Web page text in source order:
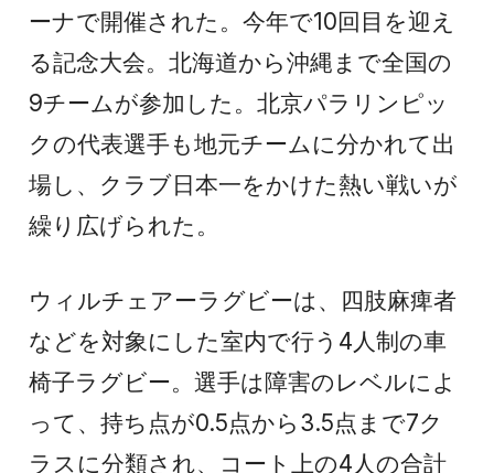
ーナで開催された。今年で10回目を迎え
る記念大会。北海道から沖縄まで全国の
9チームが参加した。北京パラリンピッ
クの代表選手も地元チームに分かれて出
場し、クラブ日本一をかけた熱い戦いが
繰り広げられた。
ウィルチェアーラグビーは、四肢麻痺者
などを対象にした室内で行う4人制の車
椅子ラグビー。選手は障害のレベルによ
って、持ち点が0.5点から3.5点まで7ク
ラスに分類され、コート上の4人の合計